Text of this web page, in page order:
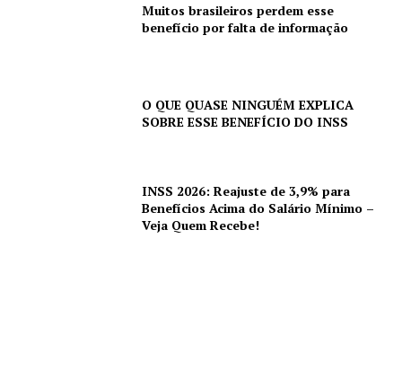
Muitos brasileiros perdem esse
benefício por falta de informação
O QUE QUASE NINGUÉM EXPLICA
SOBRE ESSE BENEFÍCIO DO INSS
INSS 2026: Reajuste de 3,9% para
Benefícios Acima do Salário Mínimo –
Veja Quem Recebe!